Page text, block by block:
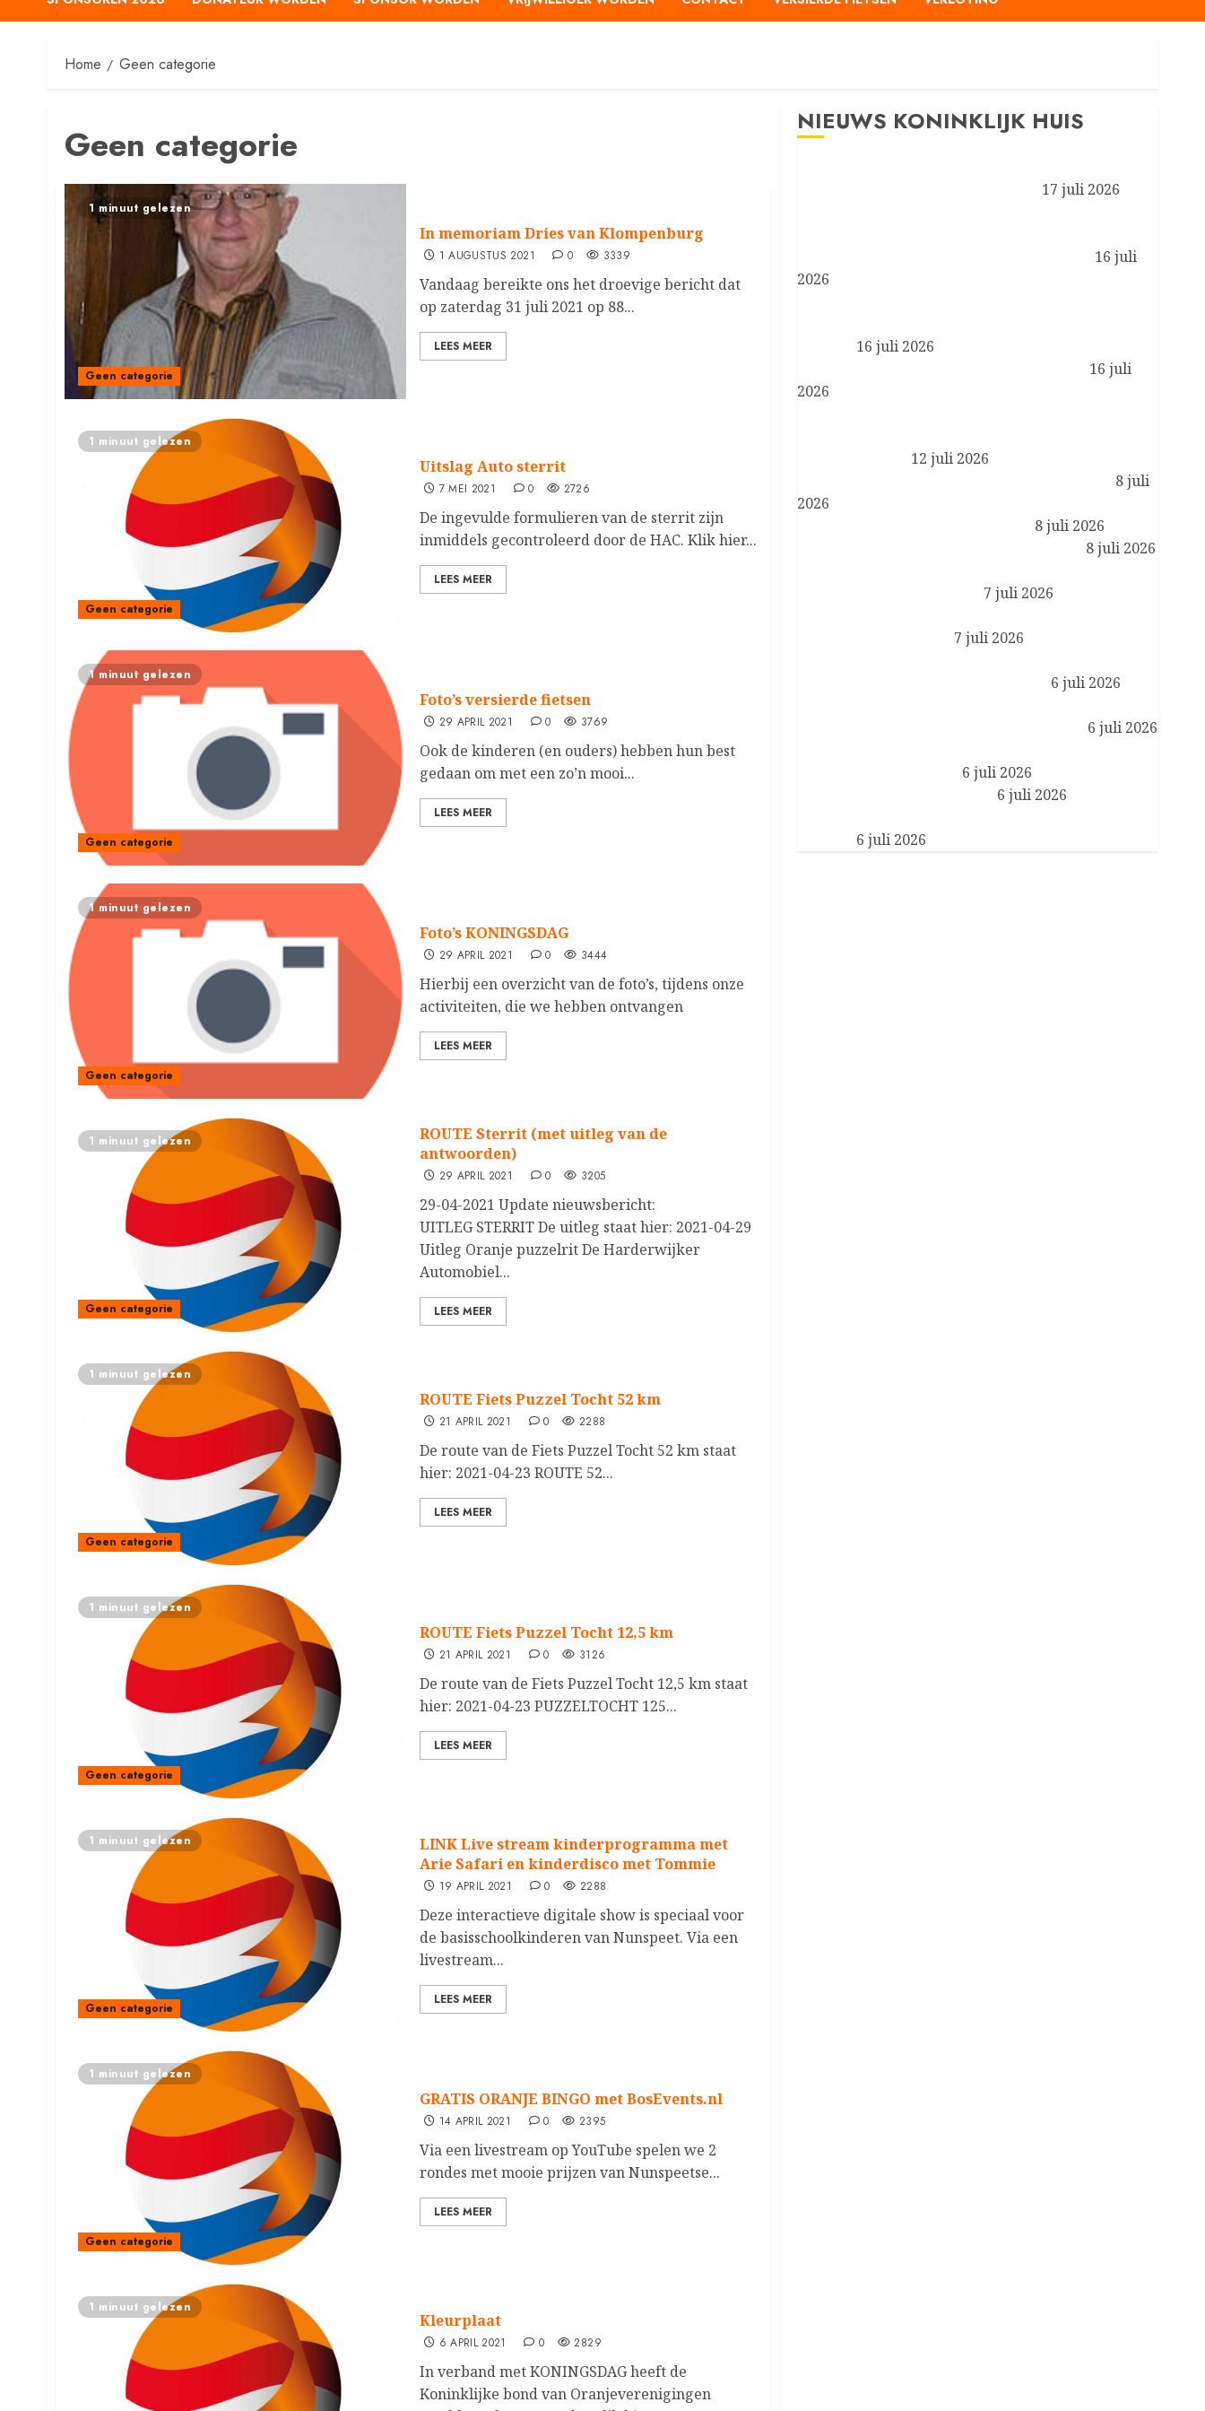
Home Geen categorie
Geen categorie
1 minuut gelezen
Geen categorie
In memoriam Dries van Klompenburg
1 AUGUSTUS 2021 0 3339
Vandaag bereikte ons het droevige bericht dat
op zaterdag 31 juli 2021 op 88...
LEES MEER
1 minuut gelezen
Geen categorie
Uitslag Auto sterrit
7 MEI 2021 0 2726
De ingevulde formulieren van de sterrit zijn
inmiddels gecontroleerd door de HAC. Klik hier...
LEES MEER
1 minuut gelezen
Geen categorie
Foto’s versierde fietsen
29 APRIL 2021 0 3769
Ook de kinderen (en ouders) hebben hun best
gedaan om met een zo’n mooi...
LEES MEER
1 minuut gelezen
Geen categorie
Foto’s KONINGSDAG
29 APRIL 2021 0 3444
Hierbij een overzicht van de foto’s, tijdens onze
activiteiten, die we hebben ontvangen
LEES MEER
1 minuut gelezen
Geen categorie
ROUTE Sterrit (met uitleg van de
antwoorden)
29 APRIL 2021 0 3205
29-04-2021 Update nieuwsbericht:
UITLEG STERRIT De uitleg staat hier: 2021-04-29
Uitleg Oranje puzzelrit De Harderwijker
Automobiel...
LEES MEER
1 minuut gelezen
Geen categorie
ROUTE Fiets Puzzel Tocht 52 km
21 APRIL 2021 0 2288
De route van de Fiets Puzzel Tocht 52 km staat
hier: 2021-04-23 ROUTE 52...
LEES MEER
1 minuut gelezen
Geen categorie
ROUTE Fiets Puzzel Tocht 12,5 km
21 APRIL 2021 0 3126
De route van de Fiets Puzzel Tocht 12,5 km staat
hier: 2021-04-23 PUZZELTOCHT 125...
LEES MEER
1 minuut gelezen
Geen categorie
LINK Live stream kinderprogramma met
Arie Safari en kinderdisco met Tommie
19 APRIL 2021 0 2288
Deze interactieve digitale show is speciaal voor
de basisschoolkinderen van Nunspeet. Via een
livestream...
LEES MEER
1 minuut gelezen
Geen categorie
GRATIS ORANJE BINGO met BosEvents.nl
14 APRIL 2021 0 2395
Via een livestream op YouTube spelen we 2
rondes met mooie prijzen van Nunspeetse...
LEES MEER
1 minuut gelezen
Kleurplaat
6 APRIL 2021 0 2829
In verband met KONINGSDAG heeft de
Koninklijke bond van Oranjeverenigingen
NIEUWS KONINKLIJK HUIS
17 juli 2026
16 juli
2026
16 juli 2026
16 juli
2026
12 juli 2026
8 juli
2026
8 juli 2026
8 juli 2026
7 juli 2026
7 juli 2026
6 juli 2026
6 juli 2026
6 juli 2026
6 juli 2026
6 juli 2026